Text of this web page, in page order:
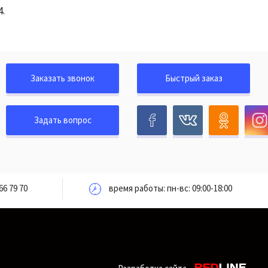
Заказать звонок
Задать вопрос
Быстрый заказ
79 70 время работы: пн-вс: 09:00-18:00